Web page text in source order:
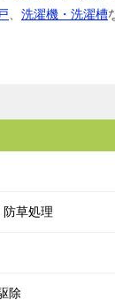
洗濯機・洗濯槽
草処理
除